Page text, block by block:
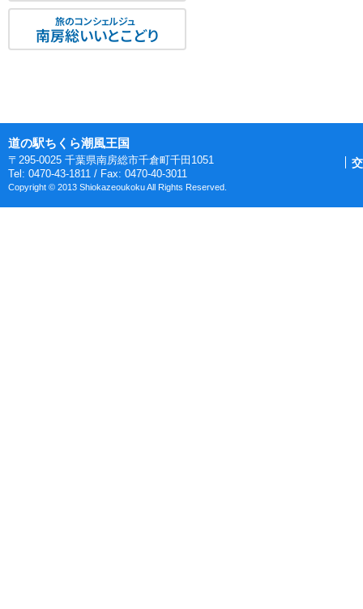
旅のコンシェルジュ
南房総いいとこどり
道の駅ちくら潮風王国
〒295-0025 千葉県南房総市千倉町千田1051
Tel: 0470-43-1811 / Fax: 0470-40-3011
Copyright © 2013 Shiokazeoukoku All Rights Reserved.